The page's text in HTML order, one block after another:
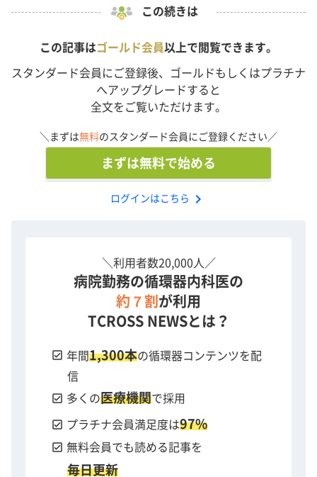
この続きは
この記事はゴールド会員以上で閲覧できます。
スタンダード会員にご登録後、ゴールドもしくはプラチナ
へアップグレードすると
全文をご覧いただけます。
＼まずは無料のスタンダード会員にご登録ください／
まずは無料で始める
ログインはこちら chevron_right
＼利用者数20,000人／
病院勤務の循環器内科医の
約７割 が利用
TCROSS NEWSとは？
check_box 年間1,300本の循環器コンテンツを配
信
check_box 多くの医療機関で採用
check_box プラチナ会員満足度は97%
check_box 無料会員でも読める記事を
毎日更新